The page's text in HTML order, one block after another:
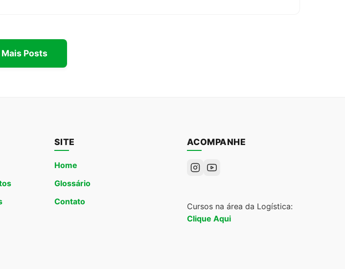
Posts
SITE
Home
Glossário
Contato
ACOMPANHE
Cursos na área da Logística:
Clique Aqui